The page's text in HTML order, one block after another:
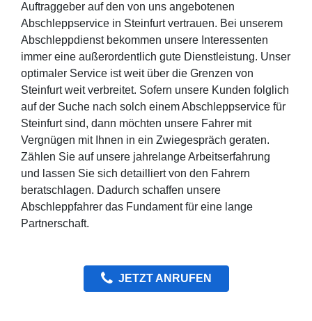
Auftraggeber auf den von uns angebotenen
Abschleppservice in Steinfurt vertrauen. Bei unserem
Abschleppdienst bekommen unsere Interessenten
immer eine außerordentlich gute Dienstleistung. Unser
optimaler Service ist weit über die Grenzen von
Steinfurt weit verbreitet. Sofern unsere Kunden folglich
auf der Suche nach solch einem Abschleppservice für
Steinfurt sind, dann möchten unsere Fahrer mit
Vergnügen mit Ihnen in ein Zwiegespräch geraten.
Zählen Sie auf unsere jahrelange Arbeitserfahrung
und lassen Sie sich detailliert von den Fahrern
beratschlagen. Dadurch schaffen unsere
Abschleppfahrer das Fundament für eine lange
Partnerschaft.
JETZT ANRUFEN